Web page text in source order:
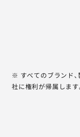
※ すべてのブランド、
社に権利が帰属します